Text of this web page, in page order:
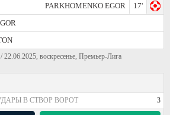
PARKHOMENKO EGOR
17'
воскресенье, Премьер-Лига
В СТВОР ВОРОТ 3